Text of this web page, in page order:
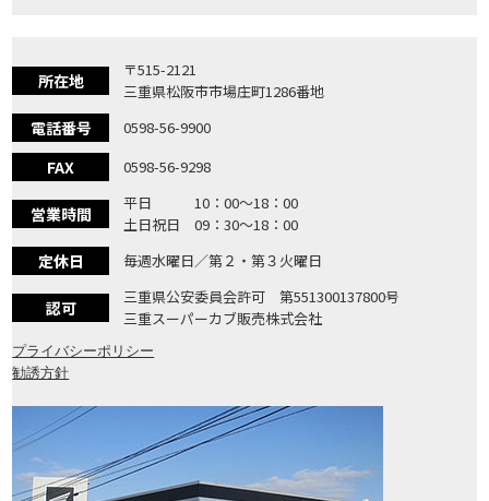
所在地
〒515-2121
三重県松阪市市場庄町1286番地
電話番号 0598-56-9900
FAX 0598-56-9298
営業時間
平日 10：00〜18：00
土日祝日 09：30〜18：00
定休日 毎週水曜日／第２・第３火曜日
認可
三重県公安委員会許可 第551300137800号
三重スーパーカブ販売株式会社
プライバシーポリシー
勧誘方針